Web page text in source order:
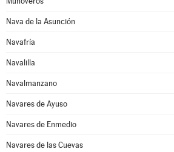
Nava de la Asunción
Navafría
Navalilla
Navalmanzano
Navares de Ayuso
Navares de Enmedio
Navares de las Cuevas